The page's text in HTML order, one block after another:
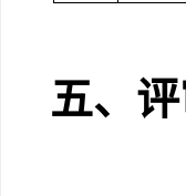
五、评